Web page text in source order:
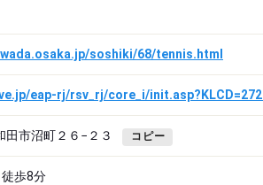
soshiki/68/tennis.html
田市沼町２６−２３ コピー
歩8分